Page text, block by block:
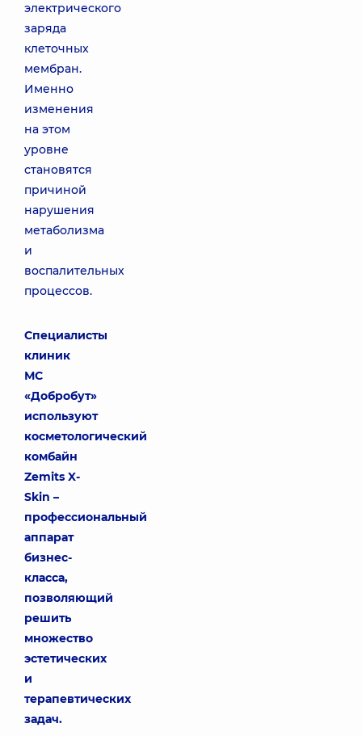
электрического
заряда
клеточных
мембран.
Именно
изменения
на этом
уровне
становятся
причиной
нарушения
метаболизма
и
воспалительных
процессов.
Специалисты
клиник
МС
«Добробут»
используют
косметологический
комбайн
Zemits X-
Skin –
профессиональный
аппарат
бизнес-
класса,
позволяющий
решить
множество
эстетических
и
терапевтических
задач.